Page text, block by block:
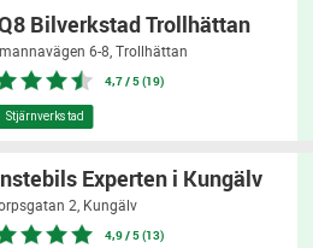
Bilverkstad Trollhättan
6-8, Trollhättan
4,7 / 5 (19)
Experten i Kungälv
2, Kungälv
4,9 / 5 (13)